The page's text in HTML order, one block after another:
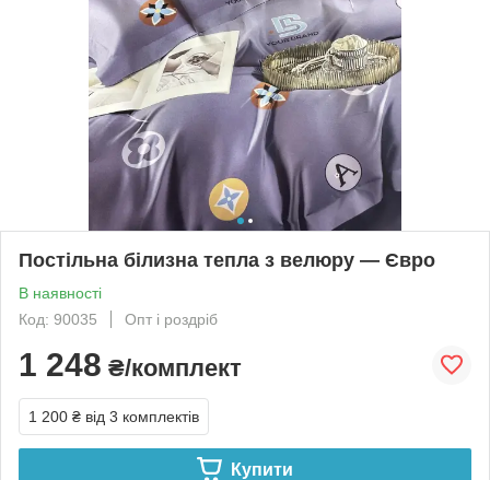
Постільна білизна тепла з велюру — Євро
В наявності
Код: 90035
Опт і роздріб
1 248 ₴/комплект
1 200 ₴ від 3 комплектів
Купити